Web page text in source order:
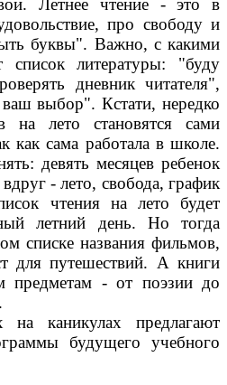
Летнее чтение - это в
про свободу и
буквы". Важно, с какими
список литературы: "буду
дневник читателя",
выбор". Кстати, нередко
на лето становятся сами
как сама работала в школе.
девять месяцев ребенок
- лето, свобода, график
чтения на лето будет
летний день. Но тогда
списке названия фильмов,
для путешествий. А книги
предметам - от поэзии до
каникулах предлагают
будущего учебного